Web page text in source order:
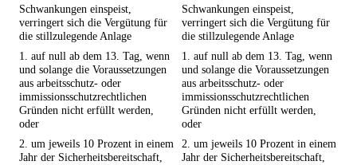
Schwankungen einspeist,
verringert sich die Vergütung für
die stillzulegende Anlage
Schwankungen einspeist,
verringert sich die Vergütung für
die stillzulegende Anlage
1. auf null ab dem 13. Tag, wenn
und solange die Voraussetzungen
aus arbeitsschutz- oder
immissionsschutzrechtlichen
Gründen nicht erfüllt werden,
oder
1. auf null ab dem 13. Tag, wenn
und solange die Voraussetzungen
aus arbeitsschutz- oder
immissionsschutzrechtlichen
Gründen nicht erfüllt werden,
oder
2. um jeweils 10 Prozent in einem
Jahr der Sicherheitsbereitschaft,
2. um jeweils 10 Prozent in einem
Jahr der Sicherheitsbereitschaft,